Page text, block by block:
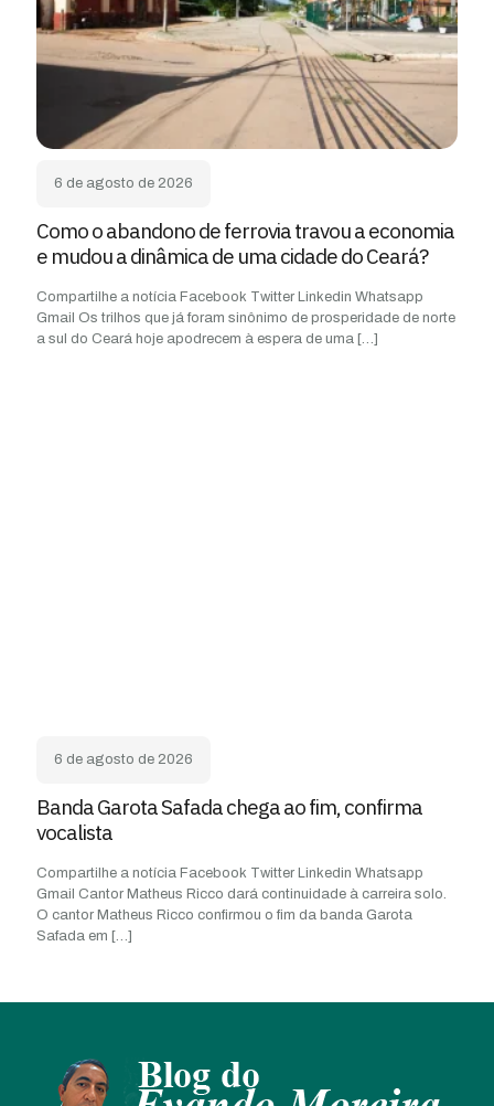
6 de agosto de 2026
Como o abandono de ferrovia travou a economia
e mudou a dinâmica de uma cidade do Ceará?
Compartilhe a notícia Facebook Twitter Linkedin Whatsapp
Gmail Os trilhos que já foram sinônimo de prosperidade de norte
a sul do Ceará hoje apodrecem à espera de uma […]
6 de agosto de 2026
Banda Garota Safada chega ao fim, confirma
vocalista
Compartilhe a notícia Facebook Twitter Linkedin Whatsapp
Gmail Cantor Matheus Ricco dará continuidade à carreira solo.
O cantor Matheus Ricco confirmou o fim da banda Garota
Safada em […]